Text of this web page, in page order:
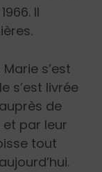
Il
s’est
s’est livrée
de
par leur
tout